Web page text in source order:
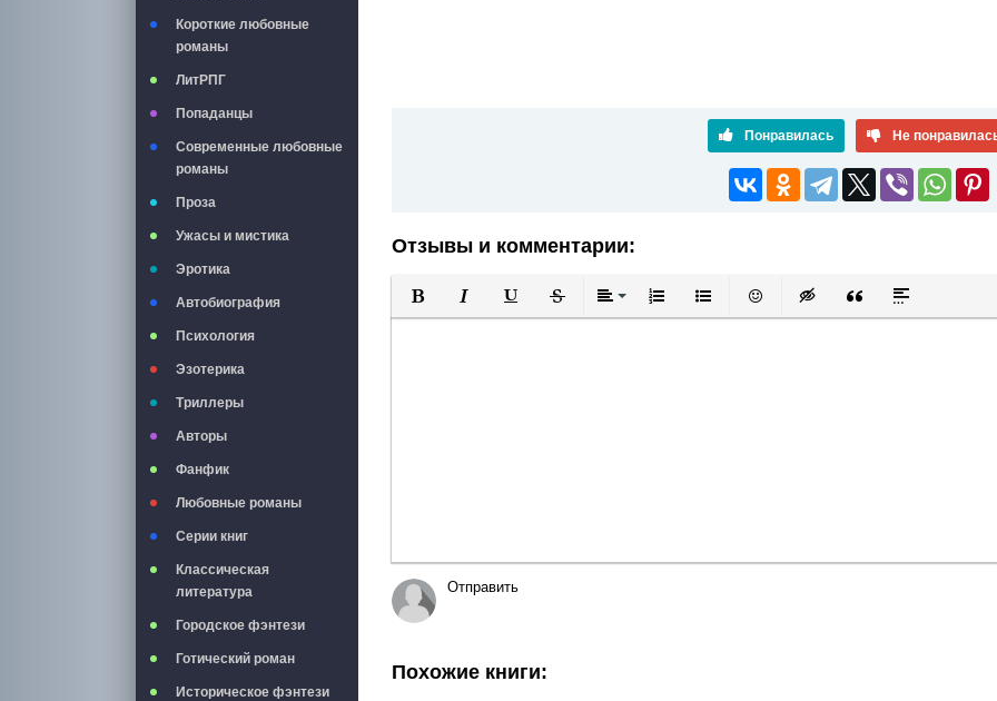
Короткие любовные
романы
ЛитРПГ
Попаданцы
Современные любовные
романы
Проза
Ужасы и мистика
Эротика
Автобиография
Психология
Эзотерика
Триллеры
Авторы
Фанфик
Любовные романы
Серии книг
Классическая
литература
Городское фэнтези
Готический роман
Историческое фэнтези
Понравилась Не
Отзывы и комментарии:
Полужирный
КурсивПодчеркнутый
ЗачеркнутыйВыравнивание
Нумерованный список
Маркированный список
Вставить смайлик
Вставка скрытого текста
Вставка цитаты
Вставка
Отправить
Похожие книги: